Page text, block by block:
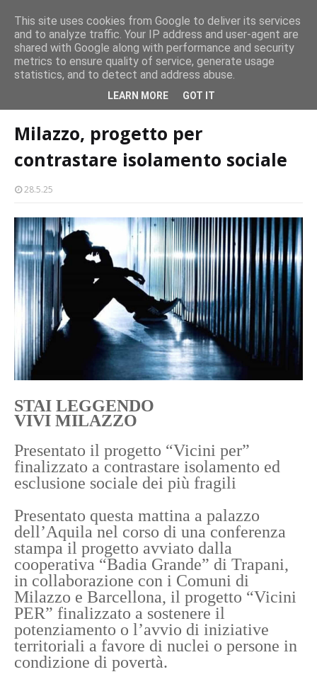
Milazzo 28ª Sagra del Pesce a Vaccarella: il programma
EVENTI
Milazzo, progetto per contrastare isolamento
Milazzo, progetto per
contrastare isolamento sociale
28.5.25
STAI LEGGENDO
VIVI MILAZZO
Presentato il progetto “Vicini per”
finalizzato a contrastare isolamento ed
esclusione sociale dei più fragili
Presentato questa mattina a palazzo
dell’Aquila nel corso di una conferenza
stampa il progetto avviato dalla
cooperativa “Badia Grande” di Trapani,
in collaborazione con i Comuni di
Milazzo e Barcellona, il progetto “Vicini
PER” finalizzato a sostenere il
potenziamento o l’avvio di iniziative
territoriali a favore di nuclei o persone in
condizione di povertà.
This site uses cookies from Google to deliver its services
and to analyze traffic. Your IP address and user-agent are
shared with Google along with performance and security
metrics to ensure quality of service, generate usage
statistics, and to detect and address abuse.
LEARN MORE GOT IT